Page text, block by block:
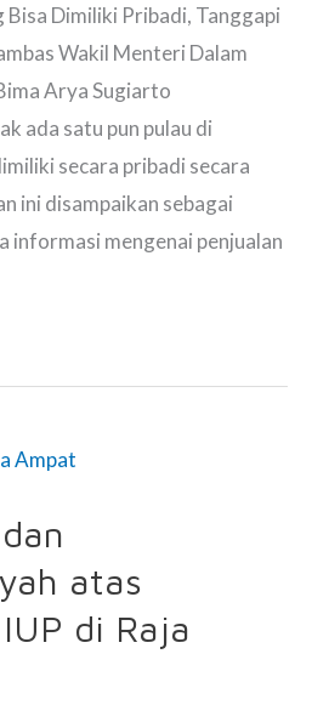
Bisa Dimiliki Pribadi, Tanggapi
Wakil Menteri Dalam
Arya Sugiarto
ada satu pun pulau di
secara pribadi secara
ini disampaikan sebagai
informasi mengenai penjualan
atas
di Raja